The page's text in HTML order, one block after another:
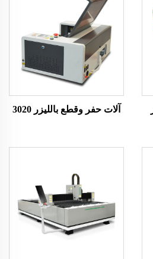
آلات حفر وقطع بالليزر 3020